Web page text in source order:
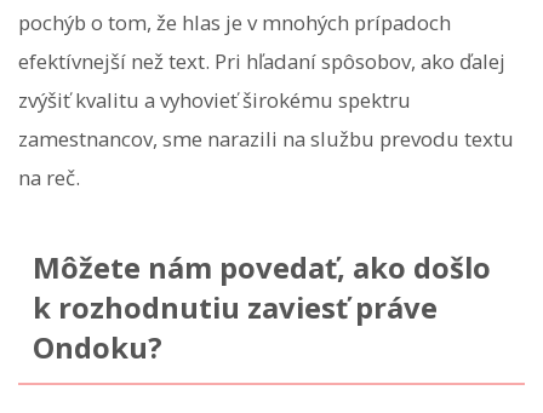
pochýb o tom, že hlas je v mnohých prípadoch
efektívnejší než text. Pri hľadaní spôsobov, ako ďalej
zvýšiť kvalitu a vyhovieť širokému spektru
zamestnancov, sme narazili na službu prevodu textu
na reč.
Môžete nám povedať, ako došlo
k rozhodnutiu zaviesť práve
Ondoku?